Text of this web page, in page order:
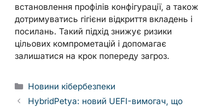
встановлення профілів конфігурації, а також
дотримуватись гігієни відкриття вкладень і
посилань. Такий підхід знижує ризики
цільових компрометацій і допомагає
залишатися на крок попереду загроз.
Categories
Новини кібербезпеки
HybridPetya: новий UEFI-вимогач, що